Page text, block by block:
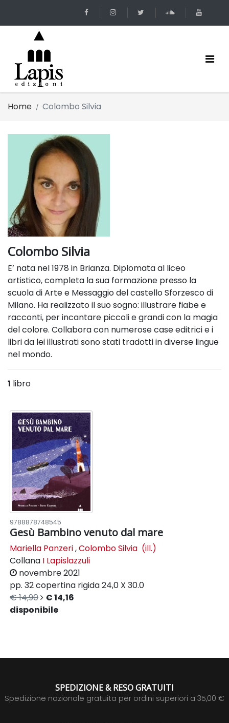
Home Colombo Silvia
Colombo Silvia
E’ nata nel 1978 in Brianza. Diplomata al liceo
artistico, completa la sua formazione presso la
scuola di Arte e Messaggio del castello Sforzesco di
Milano. Ha realizzato il suo sogno: illustrare fiabe e
racconti, per incantare piccoli e grandi con la magia
del colore. Collabora con numerose case editrici e i
libri da lei illustrati sono stati tradotti in diverse lingue
nel mondo.
1 libro
9788878748545
Gesù Bambino venuto dal mare
Mariella Panzeri,Colombo Silvia (ill.)
Collana I Lapislazzuli
novembre 2021
pp. 32copertina rigida24,0 X 30.0
€ 14,90
€ 14,16
disponibile
SPEDIZIONE & RESO GRATUITI
Spedizione nazionale gratuita per ordini superiori a 35,00 €